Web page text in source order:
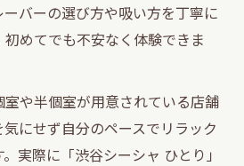
バーの選び方や吸い方を丁寧に
めてでも不安なく体験できま
や半個室が用意されている店舗
にせず自分のペースでリラック
実際に「渋谷シーシャ ひとり」